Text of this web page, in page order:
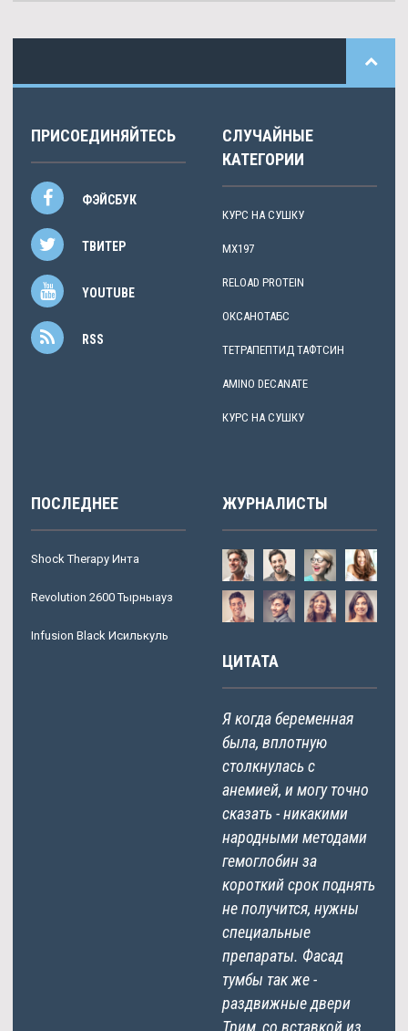
ПРИСОЕДИНЯЙТЕСЬ
ФЭЙСБУК
ТВИТЕР
YOUTUBE
RSS
СЛУЧАЙНЫЕ
КАТЕГОРИИ
КУРС НА СУШКУ
MX197
RELOAD PROTEIN
ОКСАНОТАБС
ТЕТРАПЕПТИД ТАФТСИН
AMINO DECANATE
КУРС НА СУШКУ
ПОСЛЕДНЕЕ
Shock Therapy Инта
Revolution 2600 Тырныауз
Infusion Black Исилькуль
ЖУРНАЛИСТЫ
ЦИТАТА
Я когда беременная
была, вплотную
столкнулась с
анемией, и могу точно
сказать - никакими
народными методами
гемоглобин за
короткий срок поднять
не получится, нужны
специальные
препараты. Фасад
тумбы так же -
раздвижные двери
Трим, со вставкой из